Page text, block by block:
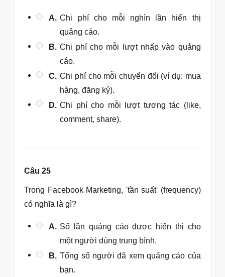
A. Chi phí cho mỗi nghìn lần hiển thị
quảng cáo.
B. Chi phí cho mỗi lượt nhấp vào quảng
cáo.
C. Chi phí cho mỗi chuyển đổi (ví dụ: mua
hàng, đăng ký).
D. Chi phí cho mỗi lượt tương tác (like,
comment, share).
Câu 25
Trong Facebook Marketing, 'tần suất' (frequency)
có nghĩa là gì?
A. Số lần quảng cáo được hiển thị cho
một người dùng trung bình.
B. Tổng số người đã xem quảng cáo của
bạn.